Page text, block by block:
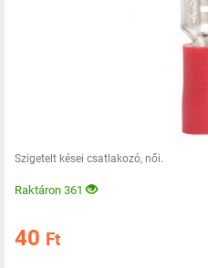
Szigetelt kései csatlakozó, női.
Raktáron 361
40 Ft